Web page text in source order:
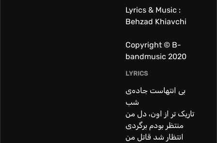
Lyrics & Music :
Behzad Khiavchi
Copyright © B-
bandmusic 2020
LYRICS
بی انتهاست جاده‌ی
شب
تاریک تر از اون، دل من
منتظر بودم برگردی
انتظار شد قاتل من